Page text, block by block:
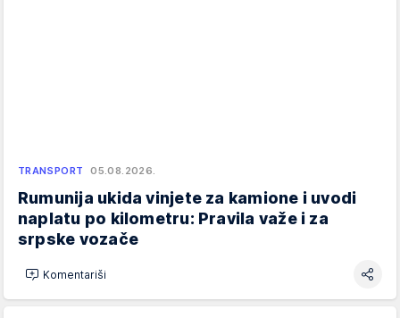
TRANSPORT 05.08.2026.
Rumunija ukida vinjete za kamione i uvodi
naplatu po kilometru: Pravila važe i za
srpske vozače
Komentariši